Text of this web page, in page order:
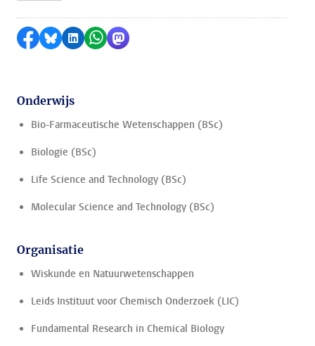
Delen op Facebook
Delen via Bluesky
Delen op LinkedIn
Delen via WhatsApp
Delen via Mastodon
Onderwijs
Bio-Farmaceutische Wetenschappen (BSc)
Biologie (BSc)
Life Science and Technology (BSc)
Molecular Science and Technology (BSc)
Organisatie
Wiskunde en Natuurwetenschappen
Leids Instituut voor Chemisch Onderzoek (LIC)
Fundamental Research in Chemical Biology